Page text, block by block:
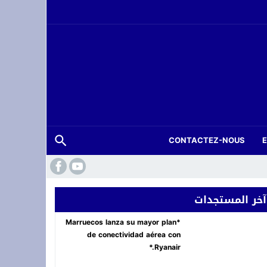
CONTACTEZ-NOUS
فعاليات “المزاد الدولي لمزارع إنتاج الصقور 2026”
شاب في العشرينات ينهي حياته شنقاً بدوار تلغونت
آخر المستجدات
*Marruecos lanza su mayor plan
de conectividad aérea con
Ryanair.*